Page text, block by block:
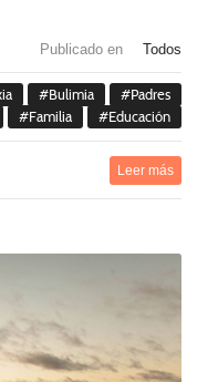
Publicado en Todos
Bulimia
Padres
Familia Educación
Leer más